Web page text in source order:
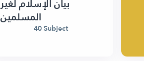
المسلمين
40 Subject